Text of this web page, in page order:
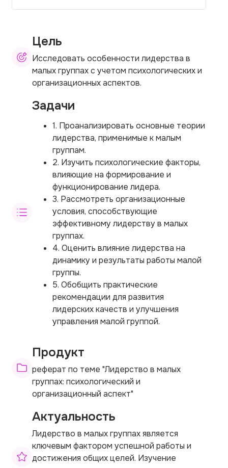
Цель
Исследовать особенности лидерства в
малых группах с учетом психологических и
организационных аспектов.
Задачи
1. Проанализировать основные теории
лидерства, применимые к малым
группам.
2. Изучить психологические факторы,
влияющие на формирование и
функционирование лидера.
3. Рассмотреть организационные
условия, способствующие
эффективному лидерству в малых
группах.
4. Оценить влияние лидерства на
динамику и результаты работы малой
группы.
5. Обобщить практические
рекомендации для развития
лидерских качеств и улучшения
управления малой группой.
Продукт
реферат по теме "Лидерство в малых
группах: психологический и
организационный аспект"
Актуальность
Лидерство в малых группах является
ключевым фактором успешной работы и
достижения общих целей. Изучение